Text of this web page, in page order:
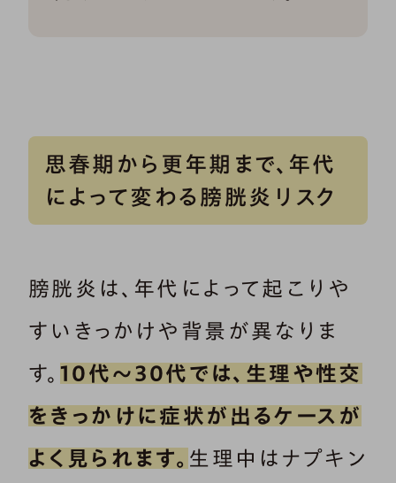
思春期から更年期まで、年代
によって変わる膀胱炎リスク
膀胱炎は、年代によって起こりや
すいきっかけや背景が異なりま
す。 10代〜30代では、生理や性交
をきっかけに症状が出るケースが
よく見られます。 生理中はナプキン